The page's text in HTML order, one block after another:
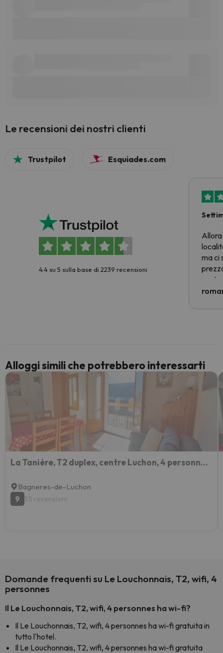
Le recensioni dei nostri clienti
Trustpilot Esquiades.com
4.4 su 5 sulla base di 2239 recensioni
Allora
ma ci
Alloggi simili che potrebbero interessarti
La Tanière, T2 duplex, centre Luchon, 4 personnes, wifi, 3ème étage
Bagneres-de-Luchon
9
55 recensioni
Domande frequenti su Le Louchonnais, T2, wifi, 4
personnes
Il Le Louchonnais, T2, wifi, 4 personnes ha wi-fi?
Il Le Louchonnais, T2, wifi, 4 personnes ha wi-fi gratuita in
tutto l'hotel.
Il Le Louchonnais, T2, wifi, 4 personnes ha wi-fi gratuita